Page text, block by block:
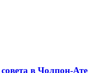
в Чолпон-Ате